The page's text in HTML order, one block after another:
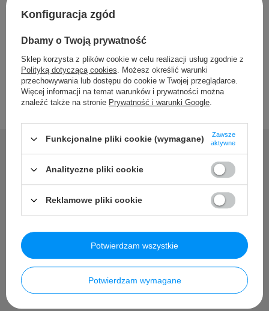
Opinie
Potrzebujesz pomocy? Masz
pytania?
Zadaj pytanie
Konfiguracja zgód
Dbamy o Twoją prywatność
Sklep korzysta z plików cookie w celu realizacji usług zgodnie z
Polityką dotyczącą cookies. Możesz określić warunki
przechowywania lub dostępu do cookie w Twojej przeglądarce.
Więcej informacji na temat warunków i prywatności można
znaleźć także na stronie Prywatność i warunki Google.
Funkcjonalne pliki cookie (wymagane)
Zawsze
aktywne
Analityczne pliki cookie
Reklamowe pliki cookie
Potwierdzam wymagane
Potwierdzam wszystkie